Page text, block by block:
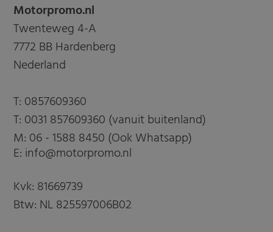
Motorpromo.nl
Twenteweg 4-A
7772 BB Hardenberg
Nederland
T: 0857609360
T: 0031 857609360 (vanuit buitenland)
M: 06 - 1588 8450 (Ook Whatsapp)
E: info@motorpromo.nl
Kvk: 81669739
Btw: NL 825597006B02